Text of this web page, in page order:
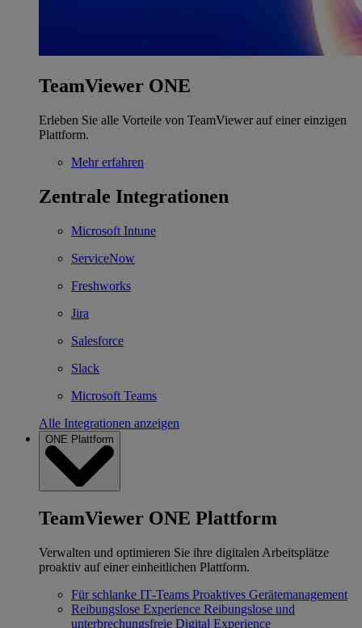
TeamViewer ONE
Erleben Sie alle Vorteile von TeamViewer auf einer einzigen
Plattform.
Mehr erfahren
Zentrale Integrationen
Microsoft Intune
ServiceNow
Freshworks
Jira
Salesforce
Slack
Microsoft Teams
Alle Integrationen anzeigen
ONE Plattform
TeamViewer ONE Plattform
Verwalten und optimieren Sie ihre digitalen Arbeitsplätze
proaktiv auf einer einheitlichen Plattform.
Für schlanke IT‐Teams Proaktives Gerätemanagement
Reibungslose Experience Reibungslose und
unterbrechungsfreie Digital Experience